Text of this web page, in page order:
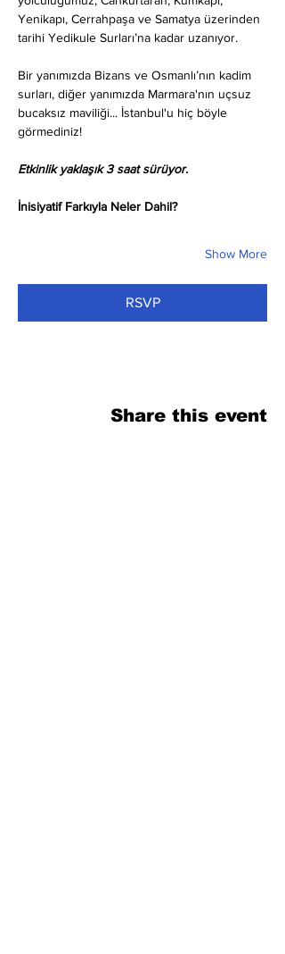
Yenikapı, Cerrahpaşa ve Samatya üzerinden
tarihi Yedikule Surları’na kadar uzanıyor.
Bir yanımızda Bizans ve Osmanlı’nın kadim
surları, diğer yanımızda Marmara'nın uçsuz
bucaksız maviliği... İstanbul'u hiç böyle
görmediniz!
Etkinlik yaklaşık 3 saat sürüyor.
İnisiyatif Farkıyla Neler Dahil?
Show More
RSVP
Share this event